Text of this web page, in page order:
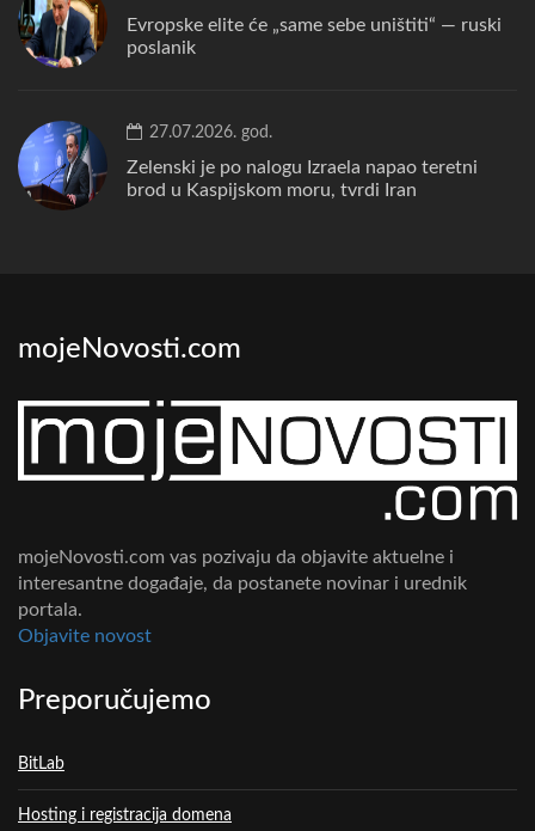
Evropske elite će „same sebe uništiti“ — ruski
poslanik
27.07.2026. god.
Zelenski je po nalogu Izraela napao teretni
brod u Kaspijskom moru, tvrdi Iran
mojeNovosti.com
mojeNovosti.com vas pozivaju da objavite aktuelne i
interesantne događaje, da postanete novinar i urednik
portala.
Objavite novost
Preporučujemo
BitLab
Hosting i registracija domena